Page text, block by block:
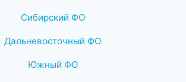
Сибирский ФО
Дальневосточный ФО
Южный ФО